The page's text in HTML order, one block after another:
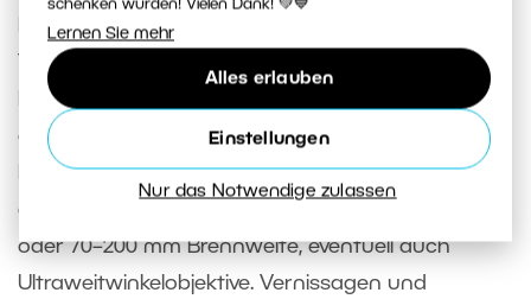
schenken würden! Vielen Dank! 💚💙
Lernen Sie mehr
Alles erlauben
Einstellungen
Nur das Notwendige zulassen
Für Lesungen im kleinen Kreis oder
Theateraufführungen eignen sich lichtstarke
Festbrennweiten (35 mm, 50 mm, 85 mm), die
auch mit sehr schwachem Licht zurechtkommen.
Bei Konzerten und dynamischen Veranstaltungen
empfiehlt sich ein Zoomobjektiv mit 24–70 mm
oder 70–200 mm Brennweite, eventuell auch
Ultraweitwinkelobjektive. Vernissagen und